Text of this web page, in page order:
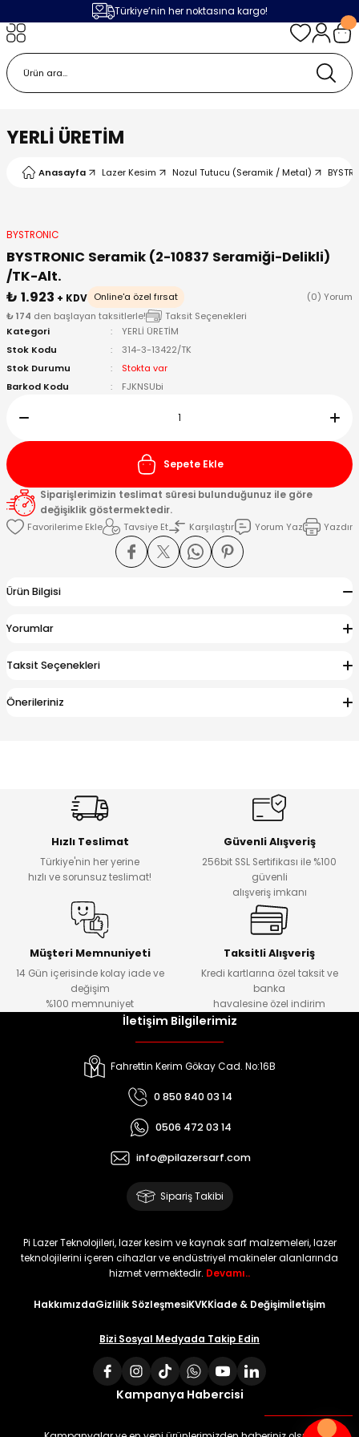
Türkiye’nin her noktasına kargo!
YERLİ ÜRETİM
Anasayfa Lazer Kesim Nozul Tutucu (Seramik / Metal)
BYSTRONIC
BYSTRONIC Seramik (2-10837 Seramiği-Delikli)
/TK-Alt.
₺ 1.923 + KDV Online'a özel fırsat
(0) Yorum
₺ 174 den başlayan taksitlerle!
Taksit Seçenekleri
Kategori
YERLİ ÜRETİM
Stok Kodu
314-3-13422/TK
Stok Durumu
Stokta var
Barkod Kodu
FJKNSUbi
Sepete Ekle
Siparişlerimizin teslimat süresi bulunduğunuz ile göre
değişiklik göstermektedir.
Tavsiye Et
Karşılaştır Yorum Yaz Yazdır
Ürün Bilgisi
Yorumlar
Taksit Seçenekleri
Önerileriniz
Hızlı Teslimat
Türkiye'nin her yerine
hızlı ve sorunsuz teslimat!
Güvenli Alışveriş
256bit SSL Sertifikası ile %100
güvenli
alışveriş imkanı
Müşteri Memnuniyeti
14 Gün içerisinde kolay iade ve
değişim
%100 memnuniyet
Taksitli Alışveriş
Kredi kartlarına özel taksit ve
banka
havalesine özel indirim
İletişim Bilgilerimiz
Fahrettin Kerim Gökay Cad. No:16B
0 850 840 03 14
0506 472 03 14
info@pilazersarf.com
Sipariş Takibi
Pi Lazer Teknolojileri, lazer kesim ve kaynak sarf malzemeleri, lazer
teknolojilerini içeren cihazlar ve endüstriyel makineler alanlarında
hizmet vermektedir. Devamı..
HakkımızdaGizlilik SözleşmesiKVKKİade & Değişimİletişim
Bizi Sosyal Medyada Takip Edin
Kampanya Habercisi
Geri Dön
Parçaları
Ürünleri
Geri Dön
Camları
Geri Dön
Geri Dön